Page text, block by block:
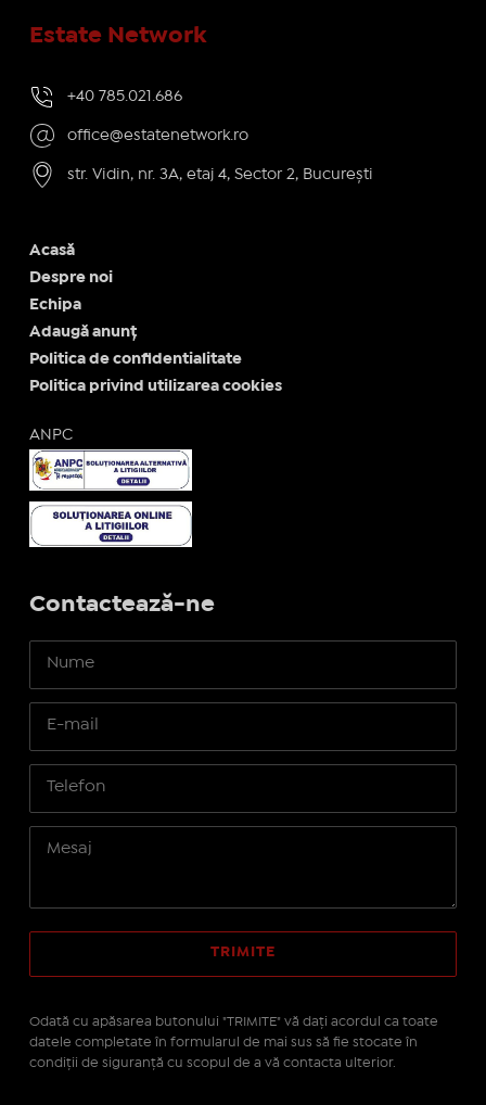
Estate Network
+40 785.021.686
office@estatenetwork.ro
str. Vidin, nr. 3A, etaj 4, Sector 2, București
Acasă
Despre noi
Echipa
Adaugă anunț
Politica de confidentialitate
Politica privind utilizarea cookies
ANPC
Contactează-ne
Odată cu apăsarea butonului "TRIMITE" vă daţi acordul ca toate
datele completate în formularul de mai sus să fie stocate în
condiţii de siguranţă cu scopul de a vă contacta ulterior.